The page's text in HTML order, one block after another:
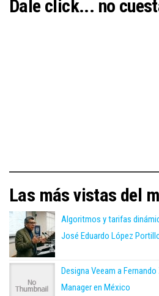
Dale click... no
Las más vistas del
Algoritmos y tarifas
José Eduardo López
Designa Veeam a
Manager en México